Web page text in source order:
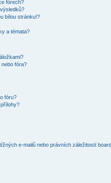
fórech?
bílou stránku!?
a témata?
fóra?
fóru?
e-mailů nebo právních záležitostí